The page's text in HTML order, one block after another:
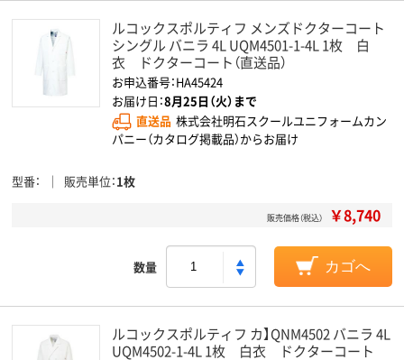
ルコックスポルティフ メンズドクターコート
シングル バニラ 4L UQM4501-1-4L 1枚 白
衣 ドクターコート（直送品）
お申込番号：HA45424
お届け日：8月25日（火）まで
直送品 株式会社明石スクールユニフォームカン
パニー（カタログ掲載品）からお届け
型番 販売単位 1枚
販売価格（税込） ￥8,740
数量 カゴへ
ルコックスポルティフ カ】QNM4502 バニラ 4L
UQM4502-1-4L 1枚 白衣 ドクターコート